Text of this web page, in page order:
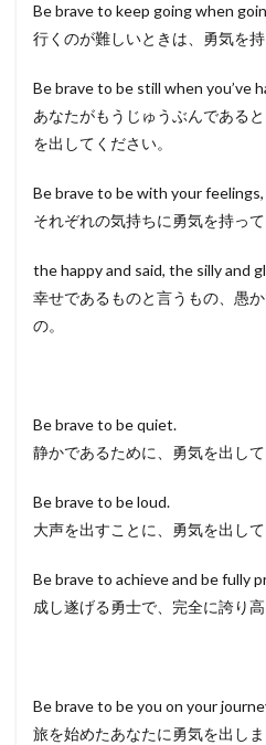
Be brave to keep going when
行くのが難しいときは、勇気を持
Be brave to be still when you’ve
あなたがもうじゅうぶんである
を出してください。
Be brave to be with your feelings,
それぞれの気持ちに勇気を持って
the happy and said, the silly and
幸せであるものと言うもの、愚
の。
Be brave to be quiet.
静かであるために、勇気を出して
Be brave to be loud.
大声を出すことに、勇気を出して
Be brave to achieve and be fully
成し遂げる勇士で、完全に誇り高
Be brave to be you on your
旅を始めたあなたに勇気を出しま